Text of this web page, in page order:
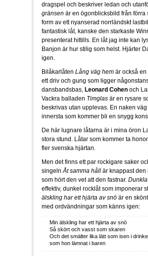
dragspel och beskriver ledan och
gränsen är en ögonblicksbild från förra
form av ett nyanserad norrländskt
fantastisk låt, kanske den starkaste
presenterat hittills. En låt jag inte kan
Banjon är hur stilig som helst. Hjärter
igen.
Bilåkarlåten Lång väg hem är också
ett driv och gung som ligger
dansbandsbas, Leonard Cohen och
Vackra balladen Timglas är en rysare
beskrivas utan upplevas. En naken
innersta som kommer bli en snygg
De här lugnare låtarna är i mina öron
stora stund. Låtar som kommer ta
fler svenska hjärtan.
Men det finns ett par rockigare saker
singeln Åt samma håll är knappast den
som hört den vet att den fastnar.
effektiv, dunkel rocklåt som imponerar
älskling har ett hjärta av snö är en
med ordvändningar som känns igen:
Min älskling har ett hjärta av snö
Så skört och vasst som skaren
Och det smälter lika lätt som isen i
som hon lämnat i baren